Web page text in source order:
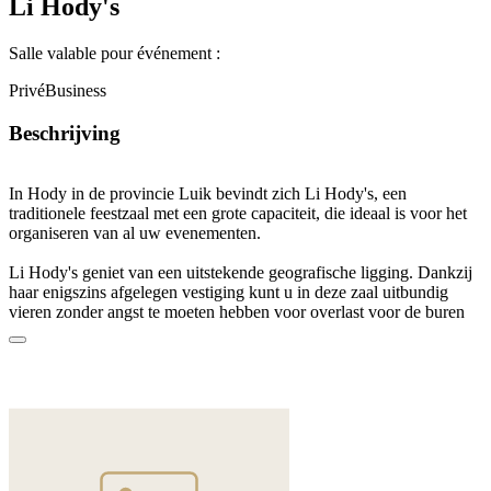
Li Hody's
Salle valable pour événement :
PrivéBusiness
Beschrijving
In Hody in de provincie Luik bevindt zich Li Hody's, een
traditionele feestzaal met een grote capaciteit, die ideaal is voor het
organiseren van al uw evenementen.
Li Hody's geniet van een uitstekende geografische ligging. Dankzij
haar enigszins afgelegen vestiging kunt u in deze zaal uitbundig
vieren zonder angst te moeten hebben voor overlast voor de buren
nieuwjaarsfeest of een verjaardagsfeest, in Li Hody’s kunt samen